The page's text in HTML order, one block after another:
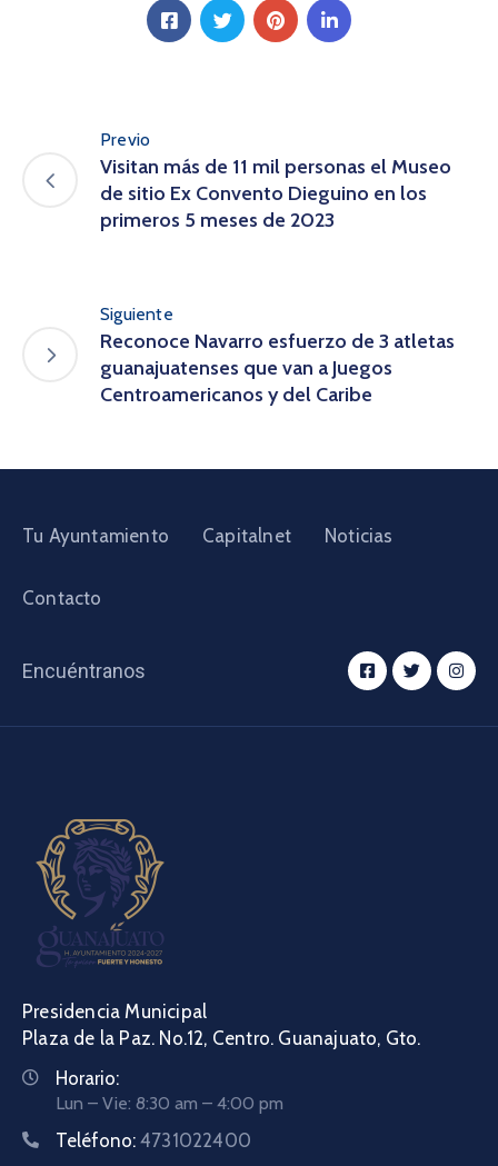
Previo
Visitan más de 11 mil personas el Museo
de sitio Ex Convento Dieguino en los
primeros 5 meses de 2023
Siguiente
Reconoce Navarro esfuerzo de 3 atletas
guanajuatenses que van a Juegos
Centroamericanos y del Caribe
Tu Ayuntamiento Capitalnet Noticias
Contacto
Encuéntranos
Presidencia Municipal
Plaza de la Paz. No.12, Centro. Guanajuato, Gto.
Horario:
Lun – Vie: 8:30 am – 4:00 pm
Teléfono: 4731022400